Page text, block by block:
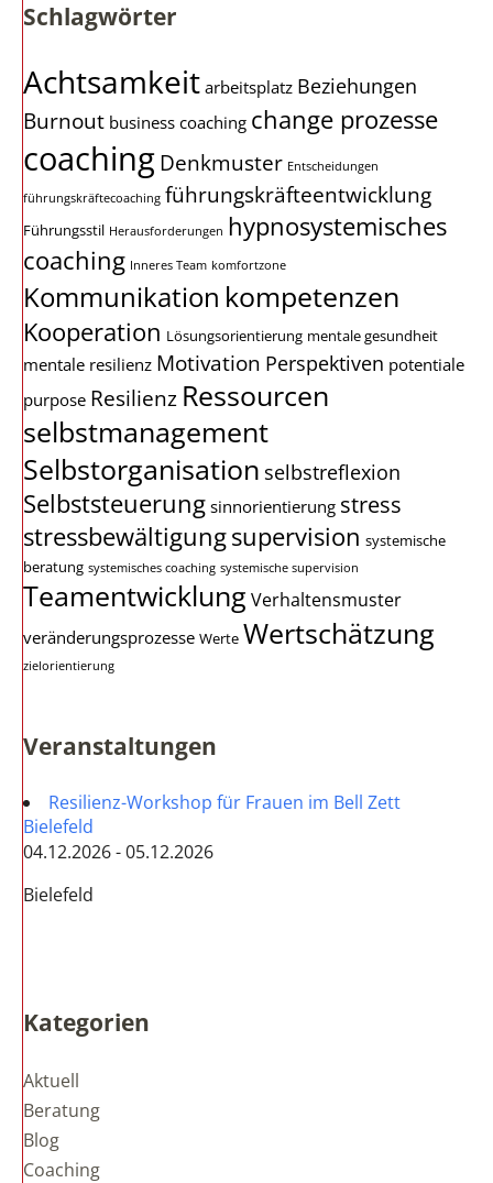
Schlagwörter
Achtsamkeit arbeitsplatz Beziehungen
Burnout business coaching change prozesse
coachingDenkmuster Entscheidungen
führungskräftecoaching führungskräfteentwicklung
Führungsstil Herausforderungen hypnosystemisches
coaching Inneres Team komfortzone
Kommunikation kompetenzen
Kooperation Lösungsorientierung mentale gesundheit
mentale resilienz Motivation Perspektiven potentiale
purpose Resilienz Ressourcen
selbstmanagement
Selbstorganisation selbstreflexion
Selbststeuerung sinnorientierung stress
stressbewältigungsupervision systemische
beratung systemisches coaching systemische supervision
Teamentwicklung Verhaltensmuster
veränderungsprozesse Werte Wertschätzung
zielorientierung
Veranstaltungen
Resilienz-Workshop für Frauen im Bell Zett
Bielefeld
04.12.2026 - 05.12.2026
Bielefeld
Kategorien
Aktuell
Beratung
Blog
Coaching